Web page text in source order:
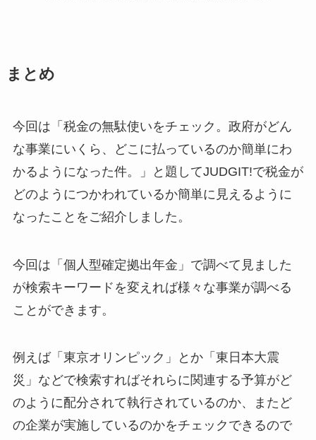
まとめ
今回は「税金の無駄使いをチェック。政府がどん
な事業にいくら、どこに払っているのか簡単にわ
かるようになった件。」と題してJUDGIT!で税金が
どのようにつかわれているか簡単に見えるように
なったことをご紹介しました。
今回は「個人型確定拠出年金」で調べて見ました
が検索キーワードを変えれば様々な事業が調べる
ことができます。
例えば「東京オリンピック」とか「東日本大震
災」などで検索すればそれらに関連する予算がど
のように配分されて執行されているのか、またど
の企業が実施しているのかをチェックできるので